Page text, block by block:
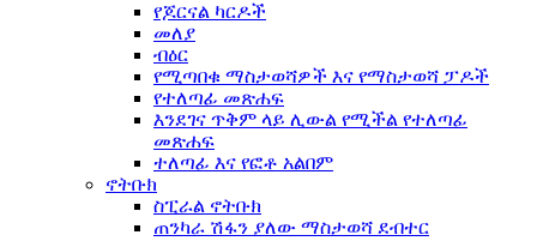
የጆርናል ካርዶች
መለያ
ብዕር
የሚጣበቁ ማስታወሻዎች እና የማስታወሻ ፓዶች
የተለጣፊ መጽሐፍ
እንደገና ጥቅም ላይ ሊውል የሚችል የተለጣፊ
መጽሐፍ
ተለጣፊ እና የፎቶ አልበም
ኖትቡክ
ስፒራል ኖትቡክ
ጠንካራ ሽፋን ያለው ማስታወሻ ደብተር